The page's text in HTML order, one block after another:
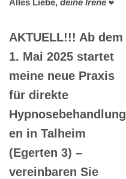
AKTUELL!!! Ab dem
1. Mai 2025 startet
meine neue Praxis
für direkte
Hypnosebehandlung
en in Talheim
(Egerten 3) –
vereinbaren Sie